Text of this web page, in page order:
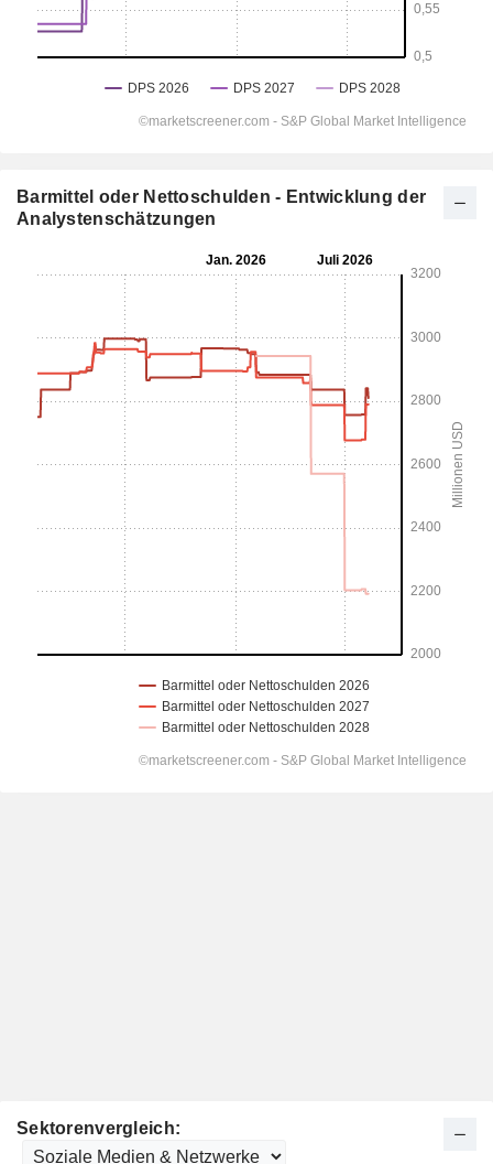
Barmittel oder Nettoschulden - Entwicklung der
Analystenschätzungen
Sektorenvergleich: